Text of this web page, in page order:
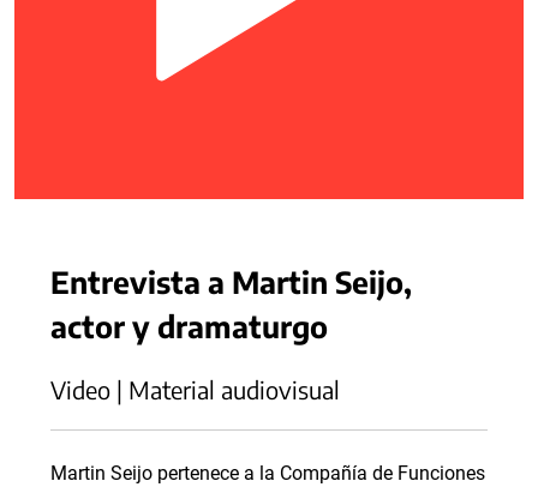
Entrevista a Martin Seijo,
actor y dramaturgo
Video | Material audiovisual
Martin Seijo pertenece a la Compañía de Funciones